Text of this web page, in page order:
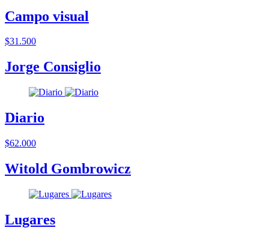
Campo visual
$31.500
Jorge Consiglio
Diario
$62.000
Witold Gombrowicz
Lugares